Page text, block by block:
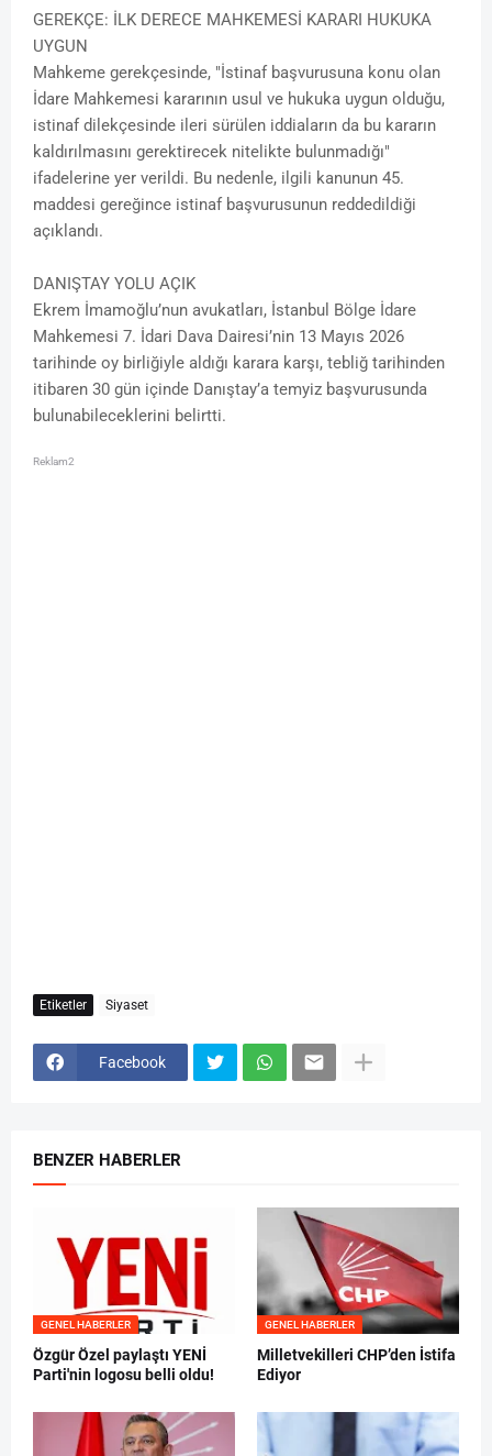
GEREKÇE: İLK DERECE MAHKEMESİ KARARI HUKUKA
UYGUN
Mahkeme gerekçesinde, "İstinaf başvurusuna konu olan
İdare Mahkemesi kararının usul ve hukuka uygun olduğu,
istinaf dilekçesinde ileri sürülen iddiaların da bu kararın
kaldırılmasını gerektirecek nitelikte bulunmadığı"
ifadelerine yer verildi. Bu nedenle, ilgili kanunun 45.
maddesi gereğince istinaf başvurusunun reddedildiği
açıklandı.
DANIŞTAY YOLU AÇIK
Ekrem İmamoğlu’nun avukatları, İstanbul Bölge İdare
Mahkemesi 7. İdari Dava Dairesi’nin 13 Mayıs 2026
tarihinde oy birliğiyle aldığı karara karşı, tebliğ tarihinden
itibaren 30 gün içinde Danıştay’a temyiz başvurusunda
bulunabileceklerini belirtti.
Reklam2
Etiketler Siyaset
Facebook
BENZER HABERLER
GENEL HABERLER
Özgür Özel paylaştı YENİ
Parti'nin logosu belli oldu!
GENEL HABERLER
Milletvekilleri CHP’den İstifa
Ediyor